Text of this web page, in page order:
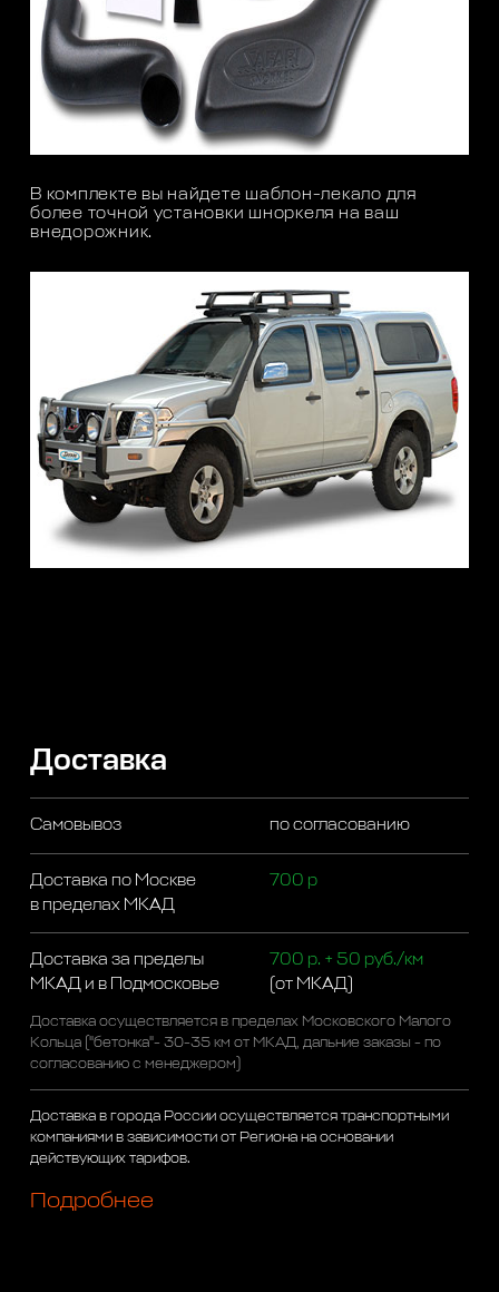
В комплекте вы найдете шаблон-лекало для
более точной установки шноркеля на ваш
внедорожник.
Доставка
Самовывоз по согласованию
Доставка по Москве
в пределах МКАД
700 р
Доставка за пределы
МКАД и в Подмосковье
700 р. + 50 руб./км
(от МКАД)
Доставка осуществляется в пределах Московского Малого
Кольца ("бетонка"- 30-35 км от МКАД, дальние заказы - по
согласованию с менеджером)
Доставка в города России осуществляется транспортными
компаниями в зависимости от Региона на основании
действующих тарифов.
Подробнее